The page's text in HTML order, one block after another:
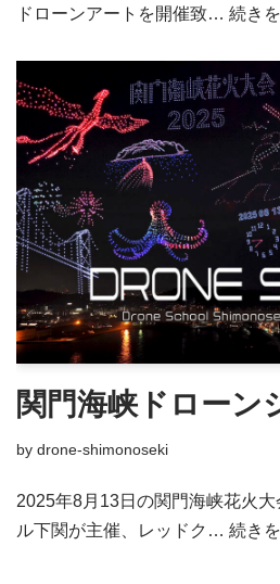
ドローンアートを開催致… 続き
関門海峡ドローン
by drone-shimonoseki
2025年8月13日の関門海峡花火
ル下関が主催、レッドク… 続き